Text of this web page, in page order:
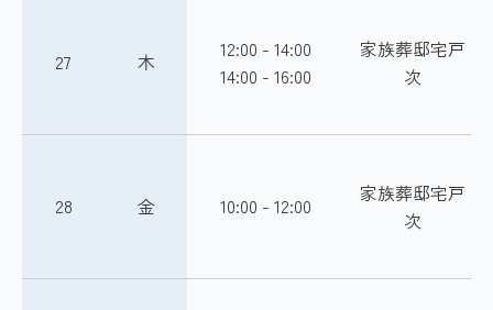
27 木
12:00 - 14:00
14:00 - 16:00
家族葬邸宅戸
次
28 金 10:00 - 12:00
家族葬邸宅戸
次